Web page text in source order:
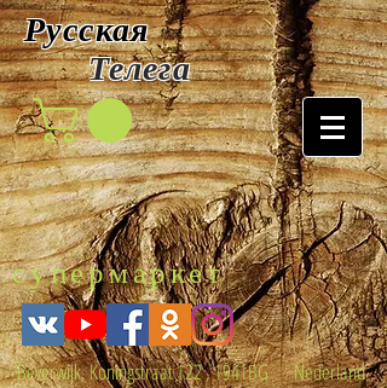
Русская
Телега
супермаркет
Beverwijk, Koningstraat 122 , 1941BG Nederland